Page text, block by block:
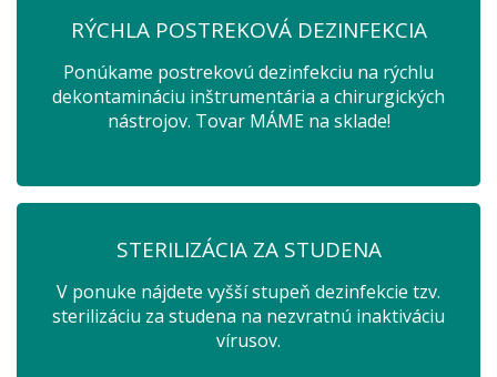
RÝCHLA POSTREKOVÁ DEZINFEKCIA
Ponúkame postrekovú dezinfekciu na rýchlu
dekontamináciu inštrumentária a chirurgických
nástrojov. Tovar MÁME na sklade!
STERILIZÁCIA ZA STUDENA
V ponuke nájdete vyšší stupeň dezinfekcie tzv.
sterilizáciu za studena na nezvratnú inaktiváciu
vírusov.